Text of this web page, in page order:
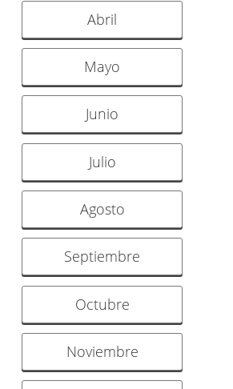
Abril
Mayo
Junio
Julio
Agosto
Septiembre
Octubre
Noviembre